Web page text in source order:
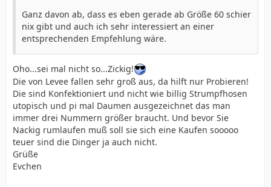
Ganz davon ab, dass es eben gerade ab Größe 60 schier
nix gibt und auch ich sehr interessiert an einer
entsprechenden Empfehlung wäre.
Oho...sei mal nicht so...Zickig!
Die von Levee fallen sehr groß aus, da hilft nur Probieren!
Die sind Konfektioniert und nicht wie billig Strumpfhosen
utopisch und pi mal Daumen ausgezeichnet das man
immer drei Nummern größer braucht. Und bevor Sie
Nackig rumlaufen muß soll sie sich eine Kaufen sooooo
teuer sind die Dinger ja auch nicht.
Grüße
Evchen